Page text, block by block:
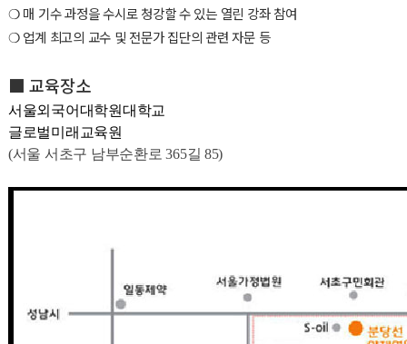
❍ 매 기수 과정을 수시로 청강할 수 있는 열린 강좌 참여
❍ 업계 최고의 교수 및 전문가 집단의 관련 자문 등
■ 교육장소
서울외국어대학원대학교
글로벌미래교육원
(서울 서초구 남부순환로 365길 85)